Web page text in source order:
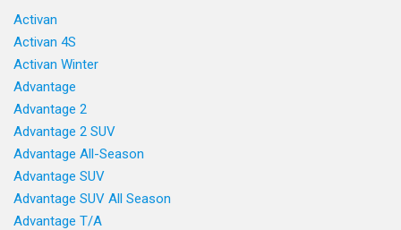
Activan
Activan 4S
Activan Winter
Advantage
Advantage 2
Advantage 2 SUV
Advantage All-Season
Advantage SUV
Advantage SUV All Season
Advantage T/A